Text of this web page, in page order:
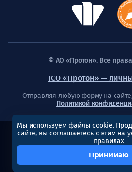
© АО «Протон». Все
ТСО «Протон» —
Отправляя любую форму на
Политикой
Создание сайта
Мы используем файлы cookie.
сайте, вы соглашаетесь с этим на
правилах
Принимаю